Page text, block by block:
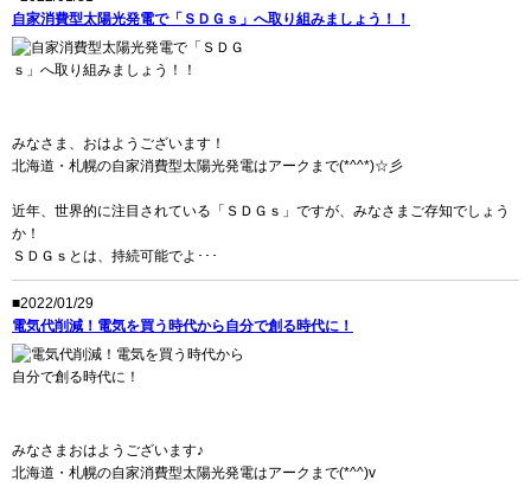
自家消費型太陽光発電で「ＳＤＧｓ」へ取り組みましょう！！
みなさま、おはようございます！
北海道・札幌の自家消費型太陽光発電はアークまで(*^^*)☆彡
近年、世界的に注目されている「ＳＤＧｓ」ですが、みなさまご存知でしょう
か！
ＳＤＧｓとは、持続可能でよ･･･
■2022/01/29
電気代削減！電気を買う時代から自分で創る時代に！
みなさまおはようございます♪
北海道・札幌の自家消費型太陽光発電はアークまで(*^^)v